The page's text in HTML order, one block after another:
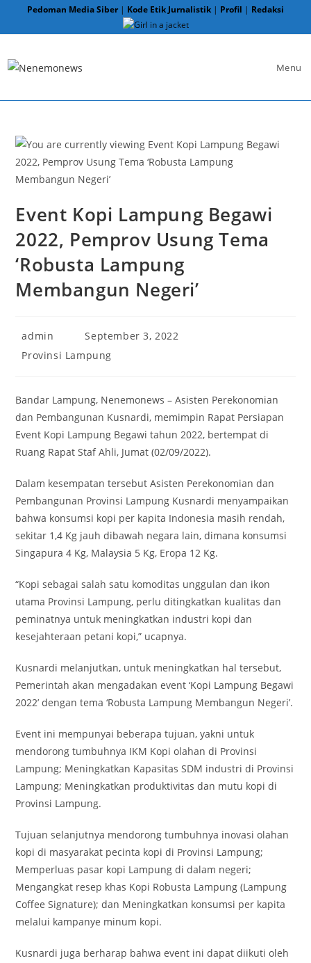
Pedoman Media Siber| Kode Etik Jurnalistik | Profil | Redaksi
Menu
Event Kopi Lampung Begawi
2022, Pemprov Usung Tema
‘Robusta Lampung
Membangun Negeri’
Post
admin
Post
September 3, 2022
Post
Provinsi Lampung
Bandar Lampung, Nenemonews – Asisten Perekonomian
dan Pembangunan Kusnardi, memimpin Rapat Persiapan
Event Kopi Lampung Begawi tahun 2022, bertempat di
Ruang Rapat Staf Ahli, Jumat (02/09/2022).
Dalam kesempatan tersebut Asisten Perekonomian dan
Pembangunan Provinsi Lampung Kusnardi menyampaikan
bahwa konsumsi kopi per kapita Indonesia masih rendah,
sekitar 1,4 Kg jauh dibawah negara lain, dimana konsumsi
Singapura 4 Kg, Malaysia 5 Kg, Eropa 12 Kg.
“Kopi sebagai salah satu komoditas unggulan dan ikon
utama Provinsi Lampung, perlu ditingkatkan kualitas dan
peminatnya untuk meningkatkan industri kopi dan
kesejahteraan petani kopi,” ucapnya.
Kusnardi melanjutkan, untuk meningkatkan hal tersebut,
Pemerintah akan mengadakan event ‘Kopi Lampung Begawi
2022’ dengan tema ‘Robusta Lampung Membangun Negeri’.
Event ini mempunyai beberapa tujuan, yakni untuk
mendorong tumbuhnya IKM Kopi olahan di Provinsi
Lampung; Meningkatkan Kapasitas SDM industri di Provinsi
Lampung; Meningkatkan produktivitas dan mutu kopi di
Provinsi Lampung.
Tujuan selanjutnya mendorong tumbuhnya inovasi olahan
kopi di masyarakat pecinta kopi di Provinsi Lampung;
Memperluas pasar kopi Lampung di dalam negeri;
Mengangkat resep khas Kopi Robusta Lampung (Lampung
Coffee Signature); dan Meningkatkan konsumsi per kapita
melalui kampanye minum kopi.
Kusnardi juga berharap bahwa event ini dapat diikuti oleh